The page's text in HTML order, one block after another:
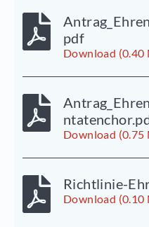
pdf
Download (0.40
Download (0.75
Richtlinie-
Download (0.10